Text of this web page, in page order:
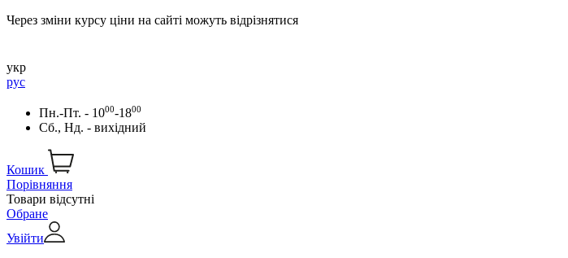
Через зміни курсу ціни на сайті можуть відрізнятися
укр
рус
Пн.-Пт. - 1000-1800
Сб., Нд. - вихідний
Кошик
Порівняння
Товари відсутні
Обране
Увійти